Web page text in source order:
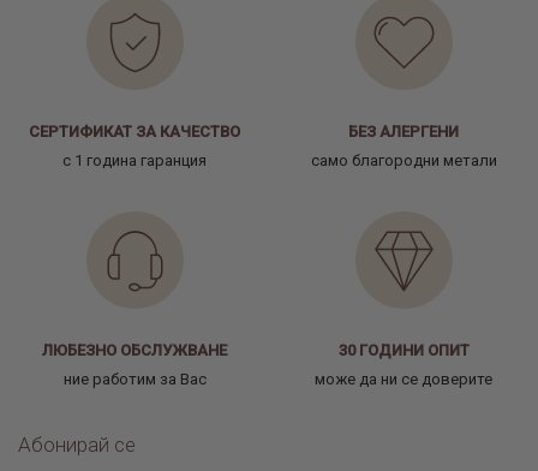
СЕРТИФИКАТ ЗА КАЧЕСТВО
с 1 година гаранция
БЕЗ АЛЕРГЕНИ
само благородни метали
ЛЮБЕЗНО ОБСЛУЖВАНЕ
ние работим за Вас
30 ГОДИНИ ОПИТ
може да ни се доверите
Абонирай се